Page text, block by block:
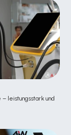
leistungsstark und